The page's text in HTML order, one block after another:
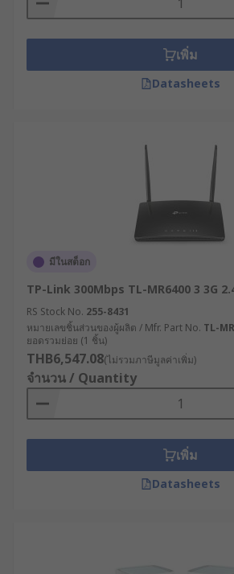
เพิ่มเสถียรภาพการเชื่อมต่อ : ลดก
โดยเฉพาะในกระบวนการผลิตต่อเ
ขาดการเชื่อมต่อแม้เพียงไม่กี่นาที
เกิดความเสียหายมหาศาล
อุตสาหกรรม ซึ่งมีแนวโน้มเพิ่มสูง
เนื่อง ช่วยปกป้องทรัพย์สินทางปัญ
รองรับการขยายตัวของระบบ IoT
อุปกรณ์และเซ็นเซอร์จำนวนมากใ
อัจฉริยะ (Smart Factory) เพื่อเก็บ
ลดค่าใช้จ่ายในระยะยาว : แม้จะมี
สูงกว่า แต่ด้วยความทนทานและป
เหนือกว่า จึงช่วยลดค่าใช้จ่ายในก
และการเปลี่ยนอุปกรณ์ในระยะยาว
สนับสนุนระบบควบคุมระยะไกล : เ
วิศวกรและผู้เชี่ยวชาญสามารถเข้า
ควบคุมระบบจากระยะไกลได้อย่า
ความจำเป็นในการเดินทางและเ
รองรับเทคโนโลยีอนาคต : พร้อม
เพิ่ม
Datasheets
มีในสต็อก
TP-Link 300Mbps TL-MR6400 3 3G
RS Stock No. 255-8431
หมายเลขชิ้นส่วนของผู้ผลิต / Mfr. Part No. TL-
ยอดรวมย่อย (1 ชิ้น)
THB6,547.08(ไม่รวมภาษีมูลค่าเพิ่ม)
จำนวน / Quantity
เพิ่ม
Datasheets